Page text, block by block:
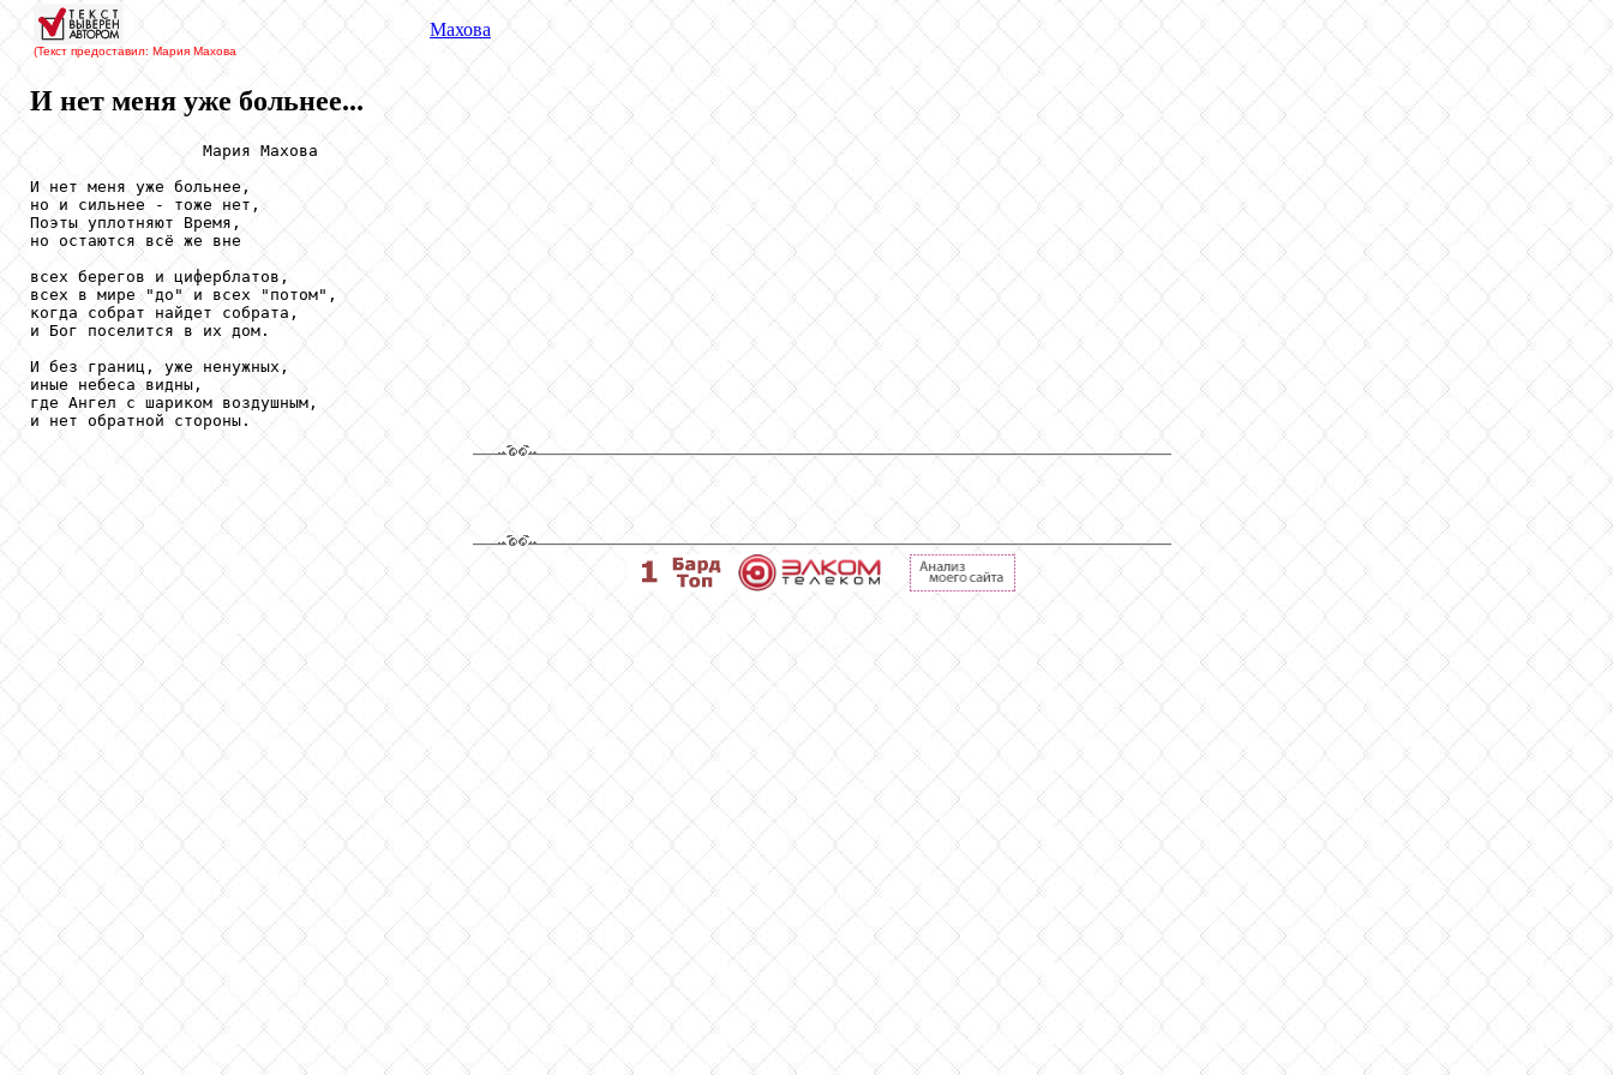
(Текст предоставил: Мария Махова
Махова
И нет меня уже больнее...
                  Мария Махова
И нет меня уже больнее,
но и сильнее - тоже нет,
Поэты уплотняют Время,
но остаются всё же вне
всех берегов и циферблатов,
всех в мире "до" и всех "потом",
когда собрат найдет собрата,
и Бог поселится в их дом.
И без границ, уже ненужных,
иные небеса видны,
где Ангел с шариком воздушным,
и нет обратной стороны.